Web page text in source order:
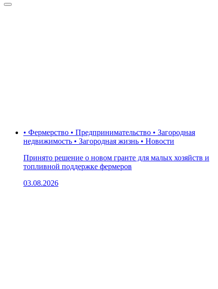
• Фермерство • Предпринимательство • Загородная
недвижимость • Загородная жизнь • Новости
Принято решение о новом гранте для малых хозяйств и
топливной поддержке фермеров
03.08.2026